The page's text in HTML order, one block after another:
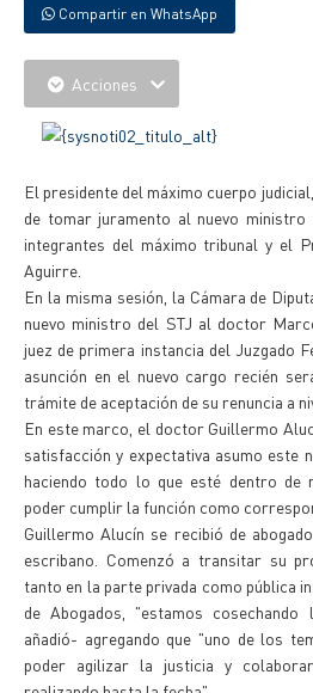
Compartir en WhatsApp
Acciones
El presidente del máximo cuerpo
de tomar juramento al nuevo ministro
integrantes del máximo tribunal y el
Aguirre.
En la misma sesión, la Cámara de
nuevo ministro del STJ al doctor
juez de primera instancia del Juzgado
asunción en el nuevo cargo recién
trámite de aceptación de su renuncia a
En este marco, el doctor Guillermo
satisfacción y expectativa asumo este
haciendo todo lo que esté dentro de
poder cumplir la función como
Guillermo Alucín se recibió de
escribano. Comenzó a transitar su
tanto en la parte privada como pública
de Abogados, "estamos
añadió- agregando que "uno de los
poder agilizar la justicia y